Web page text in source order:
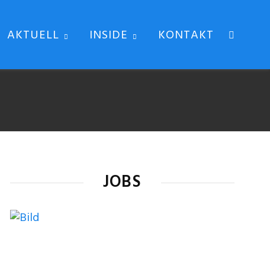
AKTUELL INSIDE KONTAKT
JOBS